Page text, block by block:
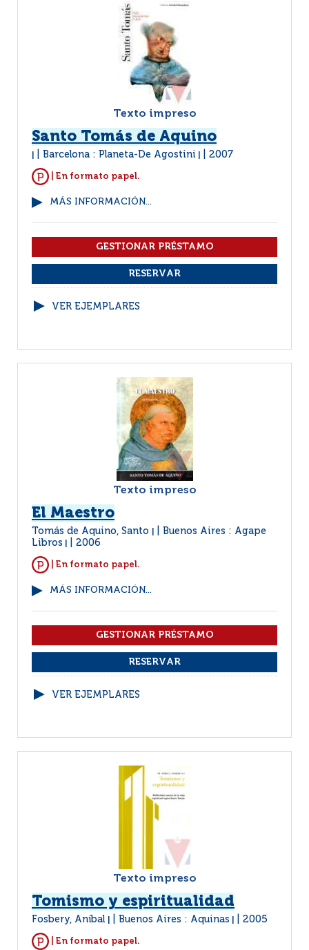
Texto impreso
Santo Tomás de Aquino
Barcelona : Planeta-De Agostini 2007
| En formato papel.
MÁS INFORMACIÓN...
VER EJEMPLARES
Texto impreso
El Maestro
Tomás de Aquino, Santo
Buenos Aires : Agape
Libros
2006
| En formato papel.
MÁS INFORMACIÓN...
VER EJEMPLARES
Texto impreso
Tomismo y espiritualidad
Fosbery, Aníbal Buenos Aires : Aquinas 2005
| En formato papel.